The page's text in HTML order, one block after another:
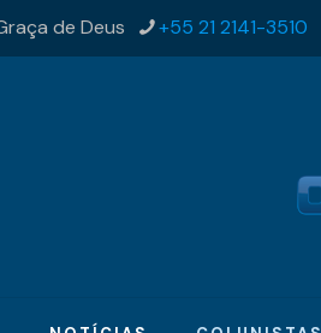
de Deus +55 21 2141-3510